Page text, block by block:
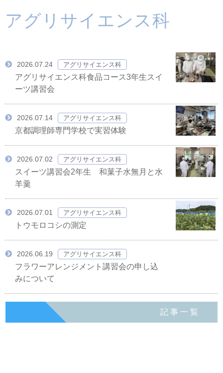
アグリサイエンス科
2026.07.24 アグリサイエンス科
アグリサイエンス科食品コース3年生スイ
ーツ講習会
2026.07.14 アグリサイエンス科
京都調理師専門学校で実習体験
2026.07.02 アグリサイエンス科
スイーツ講習会2年生 和菓子水無月と水
羊羹
2026.07.01 アグリサイエンス科
トウモロコシの測定
2026.06.19 アグリサイエンス科
フラワーアレンジメント講習会の申し込
みについて
記事一覧